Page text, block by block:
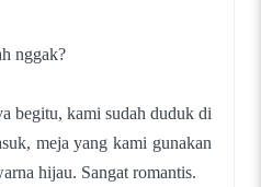
nggak?
begitu, kami sudah duduk di
meja yang kami gunakan
hijau. Sangat romantis.